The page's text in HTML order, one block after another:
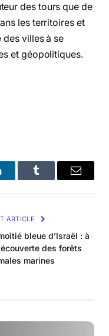
des tours que de
les territoires et
villes à se
et géopolitiques.
Tumblr Email
ARTICLE
bleue d’Israël : à
des forêts
marines